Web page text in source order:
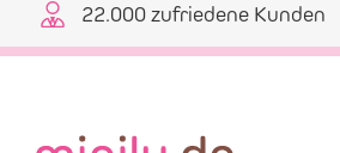
22.000 zufriedene Kunden